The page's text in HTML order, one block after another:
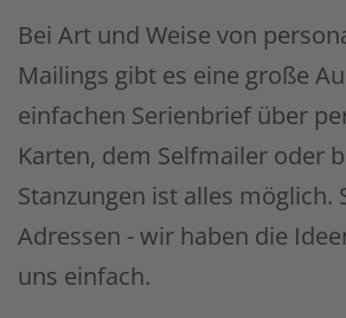
Bei Art und Weise von
Mailings gibt es eine große
einfachen Serienbrief über
Karten, dem Selfmailer oder
Stanzungen ist alles möglich.
Adressen - wir haben die
uns einfach.